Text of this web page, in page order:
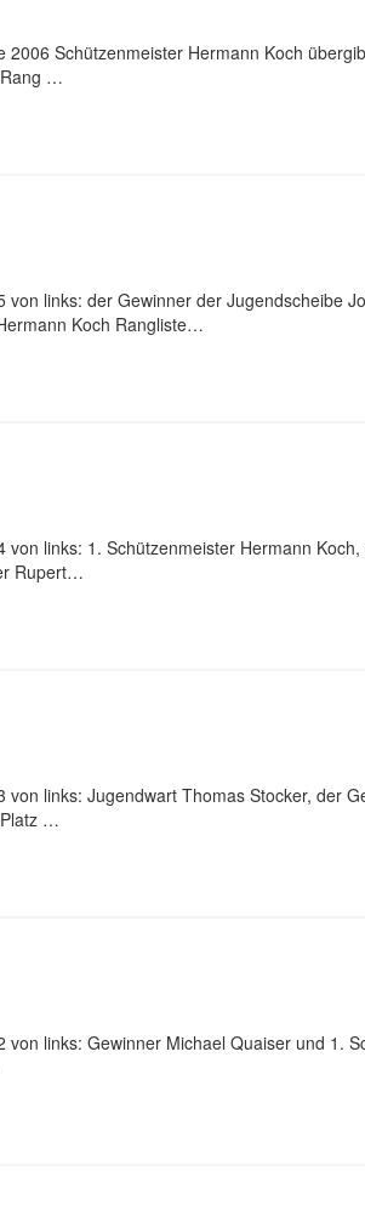
Schützenmeister Hermann Koch
Rang …
links: der Gewinner der Jugendscheibe
Koch Rangliste…
links: 1. Schützenmeister Hermann
Rupert…
links: Jugendwart Thomas Stocker, der
Platz …
links: Gewinner Michael Quaiser und 1.